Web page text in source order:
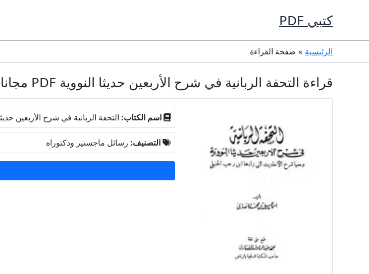
كتبي PDF
الرئيسية صفحة القراءة
قراءة التحفة الربانية في شرح الأربعين حديثا النووية PDF مجانا - إسماعيل بن محمد الأنصاري
اسم الكتاب: التحفة الربانية في شرح الأربعين
التصنيف: رسائل ماجستير ودكتوراه